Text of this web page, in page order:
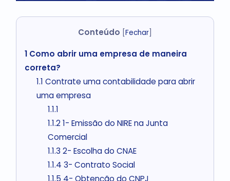
Conteúdo [Fechar]
1Como abrir uma empresa de maneira
correta?
1.1 Contrate uma contabilidade para abrir
uma empresa
1.1.1
1.1.21- Emissão do NIRE na Junta
Comercial
1.1.3 2- Escolha do CNAE
1.1.4 3- Contrato Social
1.1.5 4- Obtenção do CNPJ